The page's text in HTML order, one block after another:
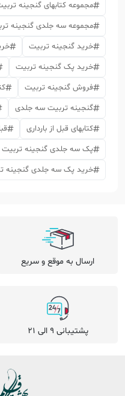
مجموعه کتابهای گنجینه
مجموعه سه جلدی گنجینه
خرید گنجینه تربیت
خرید پک گنجینه تربیت
فروش گنجینه تربیت
گنجینه تربیت سه جلدی
کتابهای قبل از بارداری
پک سه جلدی گنجینه تربیت
خرید پک سه جلدی گنجینه
ارسال به موقع و سریع
پشتیبانی 9 الی 21